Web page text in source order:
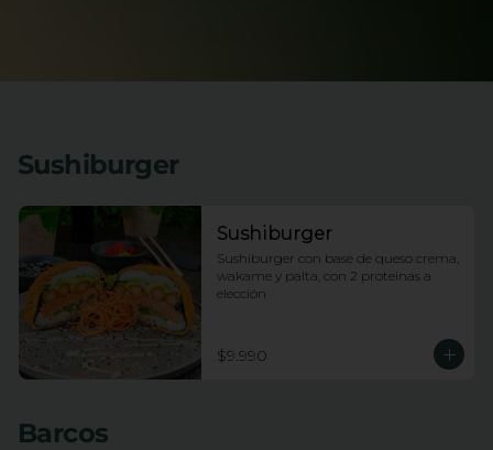
Sushiburger
Sushiburger
Sushiburger con base de queso crema,
wakame y palta, con 2 proteinas a
elección
$9.990
Barcos